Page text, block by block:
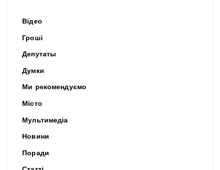
Відео
Гроші
Депутаты
Думки
Ми рекомендуємо
Місто
Мультимедіа
Новини
Поради